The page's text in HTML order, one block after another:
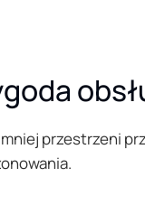
przestrzeni